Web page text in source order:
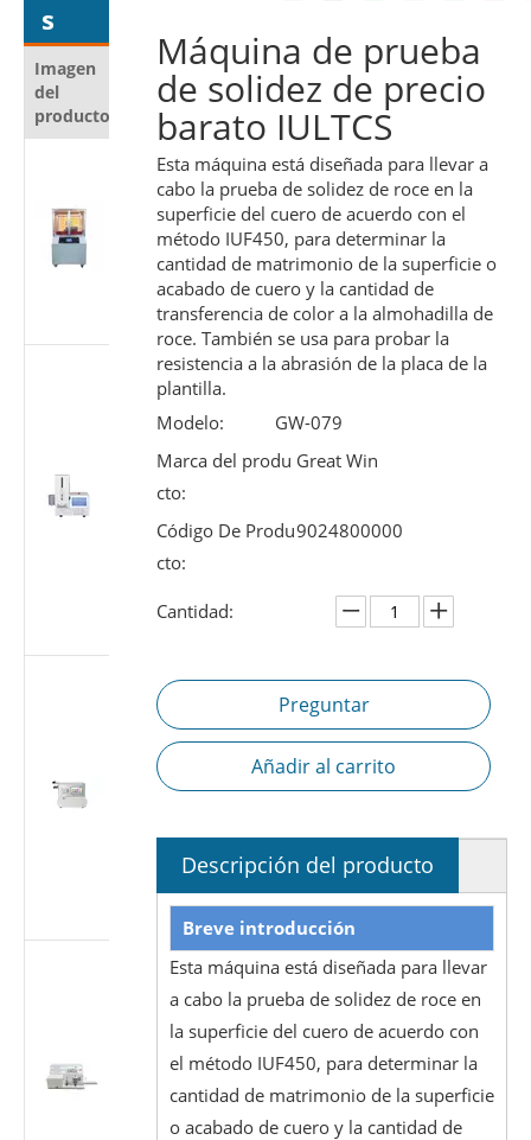
s
Imagen
del
producto
Nombre del
producto
Probador
automático
resistencia al
corte para
materiales
protectores
Probador de
rendimiento
deslizante de
médica |
Máquina de
prueba de
émbolo
según ISO
Probador de
fugas de aire
de jeringa
médica |
Probador de
a presión
negativa
según ISO
7886-1
Probador de
fugas de aire
médica |
Probador de
estanqueidad
al vacío de
Máquina de prueba
de solidez de precio
barato IULTCS
Esta máquina está diseñada para llevar a
cabo la prueba de solidez de roce en la
superficie del cuero de acuerdo con el
método IUF450, para determinar la
cantidad de matrimonio de la superficie o
acabado de cuero y la cantidad de
transferencia de color a la almohadilla de
roce. También se usa para probar la
resistencia a la abrasión de la placa de la
plantilla.
Modelo:
GW-079
Marca del produ
cto:
Great Win
Código De Produ
cto:
9024800000
Cantidad:
Preguntar
Añadir al carrito
Descripción del producto
Breve introducción
Esta máquina está diseñada para llevar
a cabo la prueba de solidez de roce en
la superficie del cuero de acuerdo con
el método IUF450, para determinar la
cantidad de matrimonio de la superficie
o acabado de cuero y la cantidad de